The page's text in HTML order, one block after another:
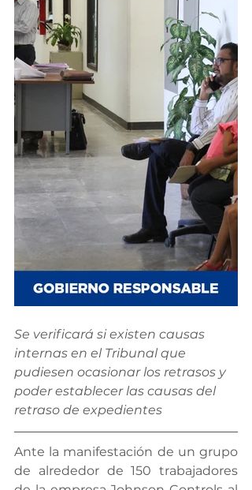
Se verificará si existen causas
internas en el Tribunal que
pudiesen ocasionar los retrasos y
poder establecer las causas del
retraso de expedientes
Ante la manifestación de un grupo
de alrededor de 150 trabajadores